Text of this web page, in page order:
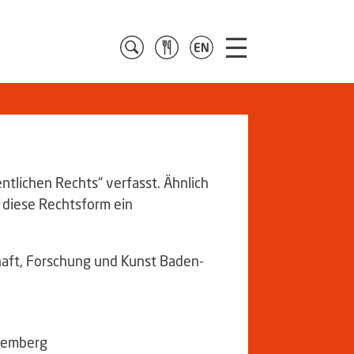
Rechts“ verfasst. Ähnlich
Rechtsform ein
Forschung und Kunst Baden-